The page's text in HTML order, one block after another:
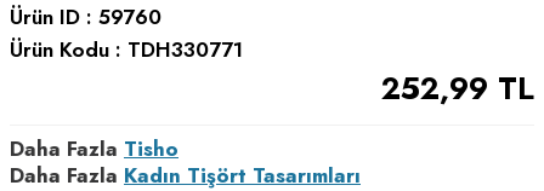
Ürün ID : 59760
Ürün Kodu : TDH330771
252,99 TL
Daha Fazla Tisho
Daha Fazla Kadın Tişört Tasarımları